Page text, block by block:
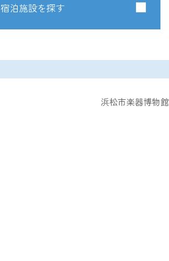
宿泊施設を探す
浜松市楽器博物館